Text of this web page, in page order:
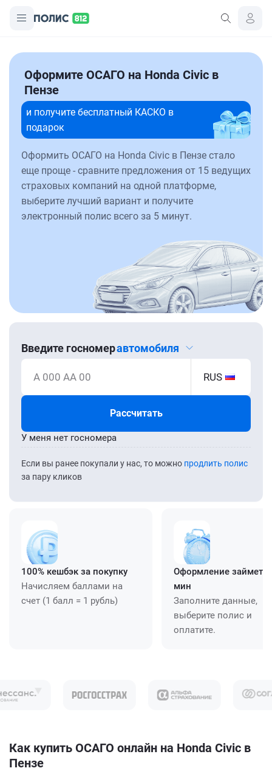
Оформите ОСАГО на Honda Civic в
Пензе
и получите бесплатный КАСКО в
подарок
Оформить ОСАГО на Honda Civic в Пензе стало
еще проще - сравните предложения от 15 ведущих
страховых компаний на одной платформе,
выберите лучший вариант и получите
электронный полис всего за 5 минут.
Введите госномеравтомобиля
А 000 АА 00 RUS
Рассчитать
Если вы ранее покупали у нас, то можно продлить полис
за пару кликов
У меня нет госномера
100% кешбэк за покупку
Начисляем баллами на
счет (1 балл = 1 рубль)
Оформление займет
мин
Заполните данные,
выберите полис и
оплатите.
Как купить ОСАГО онлайн на Honda Civic в
Пензе